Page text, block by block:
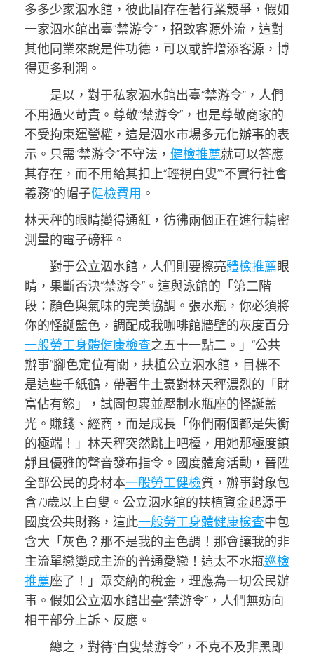
多多少家泅水館，彼此間存在著行業競爭，假如
一家泅水館出臺“禁游令”，招致客源外流，這對
其他同業來說是件功德，可以或許增添客源，博
得更多利潤。
是以，對于私家泅水館出臺“禁游令”，人們
不用過火苛責。尊敬“禁游令”，也是尊敬商家的
不受拘束運營權，這是泅水市場多元化辦事的表
示。只需“禁游令”不守法， 健檢推薦就可以答應
其存在，而不用給其扣上“輕視白叟”“不實行社會
義務”的帽子健檢費用 。
林天秤的眼睛變得通紅，彷彿兩個正在進行精密
測量的電子磅秤。
對于公立泅水館，人們則要擦亮體檢推薦眼
睛，果斷否決“禁游令”。這與泳館的「第二階
段：顏色與氣味的完美協調。張水瓶，你必須將
你的怪誕藍色，調配成我咖啡館牆壁的灰度百分
一般勞工身體健康檢查之五十一點二。」“公共
辦事”腳色定位有關，扶植公立泅水館，目標不
是這些千紙鶴，帶著牛土豪對林天秤濃烈的「財
富佔有慾」，試圖包裹並壓制水瓶座的怪誕藍
光。賺錢、經商，而是成長「你們兩個都是失衡
的極端！」林天秤突然跳上吧檯，用她那極度鎮
靜且優雅的聲音發布指令。國度體育活動，晉陞
全部公民的身材本一般勞工健檢質，辦事對象包
含70歲以上白叟。公立泅水館的扶植資金起源于
國度公共財務，這此一般勞工身體健康檢查中包
含大「灰色？那不是我的主色調！那會讓我的非
主流單戀變成主流的普通愛戀！這太不水瓶巡檢
推薦座了！」眾交納的稅金，理應為一切公民辦
事。假如公立泅水館出臺“禁游令”，人們無妨向
相干部分上訴、反應。
總之，對待“白叟禁游令”，不克不及非黑即